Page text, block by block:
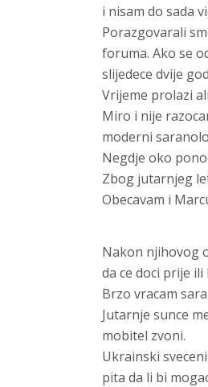
i nisam do sada
Porazgovarali
foruma. Ako se
slijedece dvije
Vrijeme prolazi
Miro i nije
moderni
Negdje oko
Zbog jutarnjeg
Obecavam i
Nakon njihovog
da ce doci prije
Brzo vracam
Jutarnje sunce
mobitel zvoni.
Ukrainski
pita da li bi